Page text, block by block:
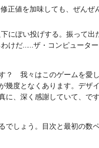
値を加味しても、ぜんぜ
ぽい投げする。振って
けだ……ザ・コンピュータ
我々はこのゲームを愛
度となくあります。デザ
、深く感謝していて、で
しょう。目次と最初の数